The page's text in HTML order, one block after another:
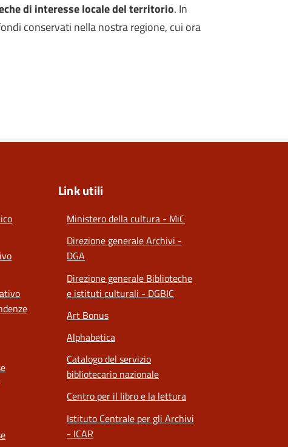
di interesse locale del territorio. In
conservati nella nostra regione, cui ora
Link utili
Ministero della cultura - MiC
Direzione generale Archivi -
DGA
Direzione generale Biblioteche
e istituti culturali - DGBIC
Art Bonus
Alphabetica
Catalogo del servizio
bibliotecario nazionale
Centro per il libro e la lettura
Istituto Centrale per gli Archivi
- ICAR